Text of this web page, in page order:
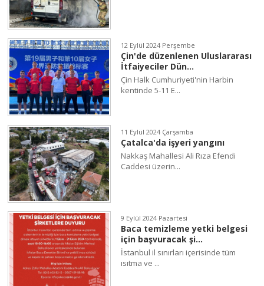
12 Eylül 2024 Perşembe
Çin'de düzenlenen Uluslararası
İtfaiyeciler Dün...
Çin Halk Cumhuriyeti'nin Harbin
kentinde 5-11 E...
11 Eylül 2024 Çarşamba
Çatalca'da işyeri yangını
Nakkaş Mahallesi Ali Rıza Efendi
Caddesi üzerin...
9 Eylül 2024 Pazartesi
Baca temizleme yetki belgesi
için başvuracak şi...
İstanbul il sınırları içerisinde tüm
ısıtma ve ...